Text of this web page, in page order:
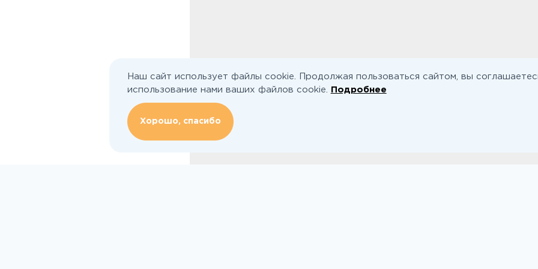
Наш сайт использует файлы cookie. Продолжая пользоваться сайтом, вы
использование нами ваших файлов cookie.
Подробнее
Хорошо, спасибо